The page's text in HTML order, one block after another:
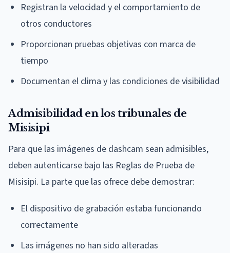
Registran la velocidad y el comportamiento de
otros conductores
Proporcionan pruebas objetivas con marca de
tiempo
Documentan el clima y las condiciones de visibilidad
Admisibilidad en los tribunales de
Misisipi
Para que las imágenes de dashcam sean admisibles,
deben autenticarse bajo las Reglas de Prueba de
Misisipi. La parte que las ofrece debe demostrar:
El dispositivo de grabación estaba funcionando
correctamente
Las imágenes no han sido alteradas